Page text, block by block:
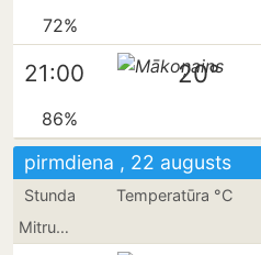
72%
21:00 20°
86%
pirmdiena , 22 augusts
Stunda Temperatūra °C
Mitrums